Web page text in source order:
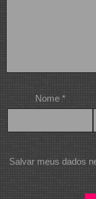
Nome *
Salvar meus dados